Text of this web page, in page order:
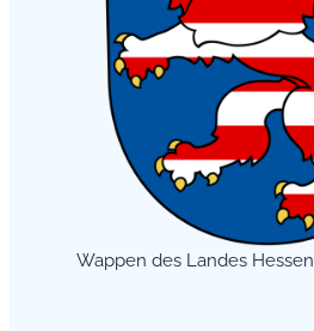
Wappen des Landes Hessen